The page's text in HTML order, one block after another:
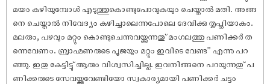
മയം കഴിയുമ്പോൾ എടുത്തുകൊണ്ടുപോവുകയും ചെയ്താൽ മതി. അങ്ങ
നെ ചെയ്താൽ നിവേദ്യം കഴിച്ചാലെന്നപോലെ ദേവിക്കു തൃപ്തിയാകും.
മലരും, പഴവും മറ്റും കൊണ്ടുചെന്നുവയ്ക്കുന്നതു് മംഗലത്തു പണിക്കർ ത
ന്നെവേണം. ബ്രാഹ്മണരുടെ പൂജയും മറ്റും ഇവിടെ വേണ്ട” എന്നു പറ
ഞ്ഞു. ഇതു കേട്ടിട്ടു് ആരും വിശ്വസിച്ചില്ല. ഇവനിങ്ങനെ പറയുന്നതു് പ
ണിക്കരുടെ സേവയ്ക്കുവേണ്ടിയോ സ്വകാര്യമായി പണിക്കർ ചട്ടം